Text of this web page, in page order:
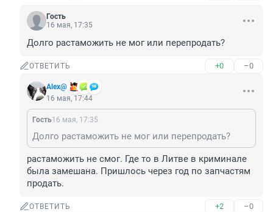
Гость
16 мая, 17:35
Долго растаможить не мог или перепродать?
ОТВЕТИТЬ +0 –0
Alex@
16 мая, 17:44
Гость16 мая, 17:35
Долго растаможить не мог или перепродать?
растаможить не смог. Где то в Литве в криминале
была замешана. Пришлось через год по запчастям
продать.
ОТВЕТИТЬ +2 –0